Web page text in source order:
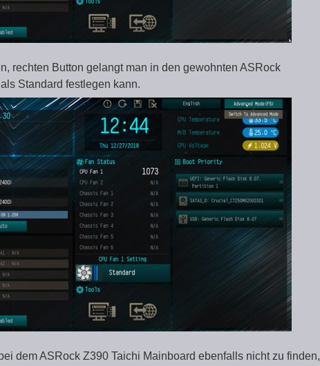
rechten Button gelangt man in den gewohnten ASRock
Standard festlegen kann.
dem ASRock Z390 Taichi Mainboard ebenfalls nicht zu finden,